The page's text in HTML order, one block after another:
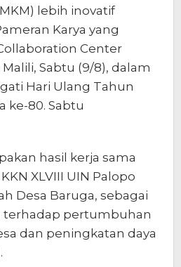
lebih inovatif
Karya yang
Center
Sabtu (9/8), dalam
Hari Ulang Tahun
ke-80. Sabtu
hasil kerja sama
XLVIII UIN Palopo
Desa Baruga, sebagai
pertumbuhan
dan peningkatan daya